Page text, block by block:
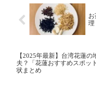
理
【2025年最新】台湾花蓮の
夫？「花蓮おすすめスポッ
状まとめ